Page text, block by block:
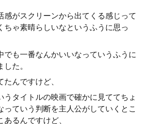
感がスクリーンから出てくる感じって
ちゃ素晴らしいなというふうに思っ
でも一番なんかいいなっていうふうに
た。
んですけど、
うタイトルの映画で確かに見ててちょ
っていう判断を主人公がしていくとこ
るんですけど、